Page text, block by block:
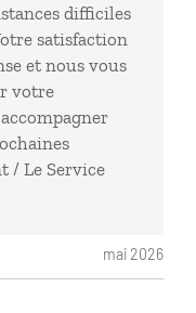
mai 2026
difficiles
satisfaction
et nous vous
votre
/ Le Service